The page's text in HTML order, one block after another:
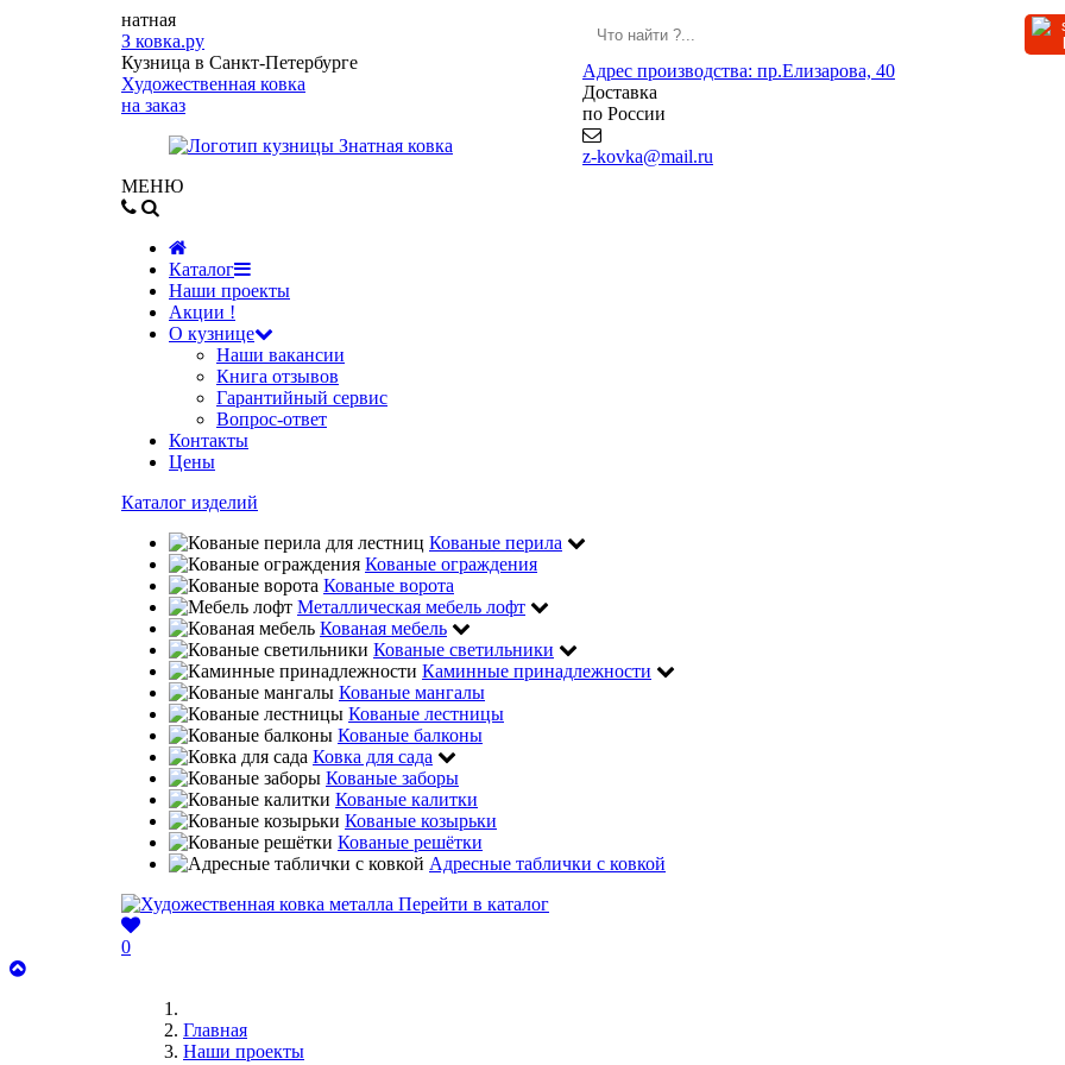
натная
З ковка.ру
Кузница в Санкт-Петербурге
Художественная ковка
на заказ
Адрес производства: пр.Елизарова, 40
Доставка
по России
z-kovka@mail.ru
МЕНЮ
Каталог
Наши проекты
Акции !
О кузнице
Наши вакансии
Книга отзывов
Гарантийный сервис
Вопрос-ответ
Контакты
Цены
Каталог изделий
Кованые перила
Кованые ограждения
Кованые ворота
Металлическая мебель лофт
Кованая мебель
Кованые светильники
Каминные принадлежности
Кованые мангалы
Кованые лестницы
Кованые балконы
Ковка для сада
Кованые заборы
Кованые калитки
Кованые козырьки
Кованые решётки
Адресные таблички с ковкой
Перейти в каталог
0
Главная
Наши проекты